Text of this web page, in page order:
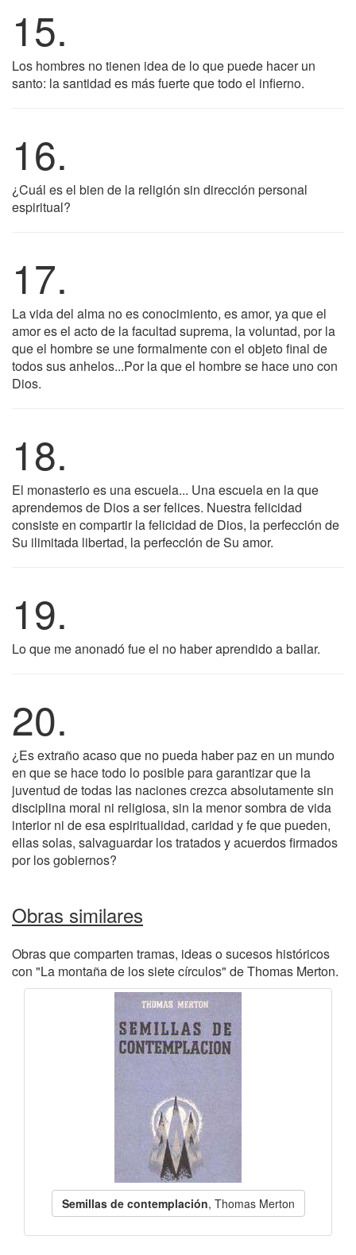
15.
Los hombres no tienen idea de lo que puede hacer un
santo: la santidad es más fuerte que todo el infierno.
16.
¿Cuál es el bien de la religión sin dirección personal
espiritual?
17.
La vida del alma no es conocimiento, es amor, ya que el
amor es el acto de la facultad suprema, la voluntad, por la
que el hombre se une formalmente con el objeto final de
todos sus anhelos...Por la que el hombre se hace uno con
Dios.
18.
El monasterio es una escuela... Una escuela en la que
aprendemos de Dios a ser felices. Nuestra felicidad
consiste en compartir la felicidad de Dios, la perfección de
Su ilimitada libertad, la perfección de Su amor.
19.
Lo que me anonadó fue el no haber aprendido a bailar.
20.
¿Es extraño acaso que no pueda haber paz en un mundo
en que se hace todo lo posible para garantizar que la
juventud de todas las naciones crezca absolutamente sin
disciplina moral ni religiosa, sin la menor sombra de vida
interior ni de esa espiritualidad, caridad y fe que pueden,
ellas solas, salvaguardar los tratados y acuerdos firmados
por los gobiernos?
Obras similares
Obras que comparten tramas, ideas o sucesos históricos
con "La montaña de los siete círculos" de Thomas Merton.
Semillas de contemplación, Thomas Merton